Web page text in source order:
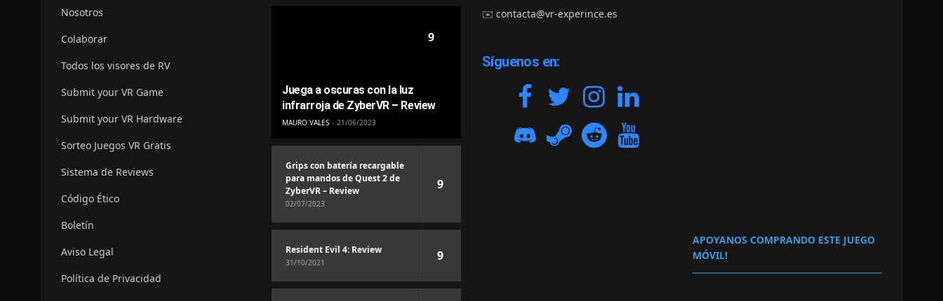
Nosotros
Colaborar
Todos los visores de RV
Submit your VR Game
Submit your VR Hardware
Sorteo Juegos VR Gratis
Sistema de Reviews
Código Ético
Boletín
Aviso Legal
Política de Privacidad
9
Juega a oscuras con la luz
infrarroja de ZyberVR – Review
MAURO VALES 21/06/2023
Grips con batería recargable
para mandos de Quest 2 de
ZyberVR – Review
02/07/2023
9
Resident Evil 4: Review
31/10/2021 9
✉️contacta@vr-experince.es
Síguenos en:
APOYANOS COMPRANDO ESTE JUEGO
MÓVIL!